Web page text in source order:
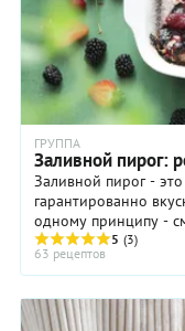
ГРУППА
Заливной пирог:
Заливной пирог -
гарантированно
одному принципу -
одной миске,
можно смешать с
под тесто или
можно накрывать на
готов.
5 (3)
63 рецептов